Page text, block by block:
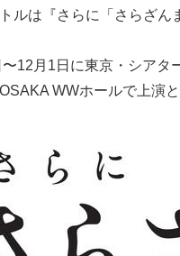
ルは『さらに「さらざん
12月1日に東京・シアタ
WWホールで上演と